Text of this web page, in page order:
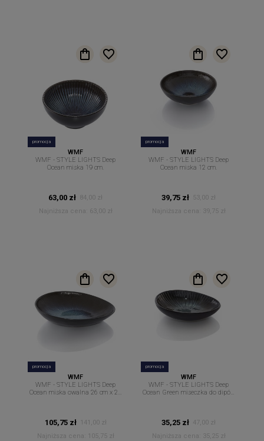
promocja
WMF
WMF - STYLE LIGHTS Deep
Ocean miska 19 cm.
63,00 zł 84,00 zł
Najniższa cena:
63,00 zł
promocja
WMF
WMF - STYLE LIGHTS Deep
Ocean miska 12 cm.
39,75 zł
53,00 zł
Najniższa cena:
39,75 zł
promocja
WMF
WMF - STYLE LIGHTS Deep
Ocean miska owalna 26 cm x 23
105,75 zł
141,00 zł
Najniższa cena:
105,75 zł
promocja
WMF
WMF - STYLE LIGHTS Deep
Ocean Green miseczka do dipów
35,25 zł
47,00 zł
Najniższa cena:
35,25 zł